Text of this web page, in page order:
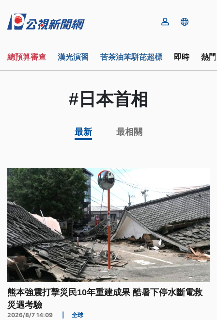
總預算審查 漢光演習 苦茶油苯駢芘超標 即時 熱
#日本首相
最新 最相關
熊本強震打擊災民10年重建成果 酷暑下停水斷電救
災遇考驗
2026/8/7 14:09 全球